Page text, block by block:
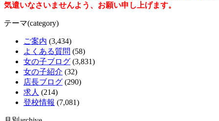
気遣いなさいませんよう、お願い申し上げます。
テーマ(category)
ご案内 (3,434)
よくある質問 (58)
女の子ブログ (3,831)
女の子紹介 (32)
店長ブログ (290)
求人 (214)
登校情報 (7,081)